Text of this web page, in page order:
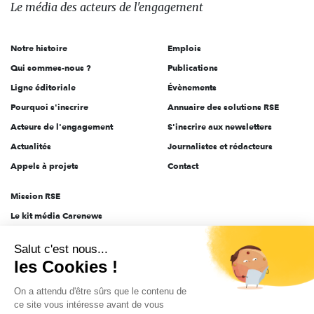
l'engagement
Le média des acteurs de l'engagement
Notre histoire
Qui sommes-nous ?
Ligne éditoriale
Pourquoi s'inscrire
Acteurs de l'engagement
Actualités
Appels à projets
Emplois
Publications
Évènements
Annuaire des solutions RSE
S'inscrire aux newsletters
Journalistes et rédacteurs
Contact
Mission RSE
Le kit média Carenews
AEF info
Novethic
PRODURABLE
Salut c'est nous...
les Cookies !
On a attendu d'être sûrs que le contenu de
ce site vous intéresse avant de vous